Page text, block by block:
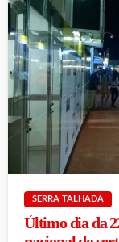
SERRA TALHADA
Último dia da